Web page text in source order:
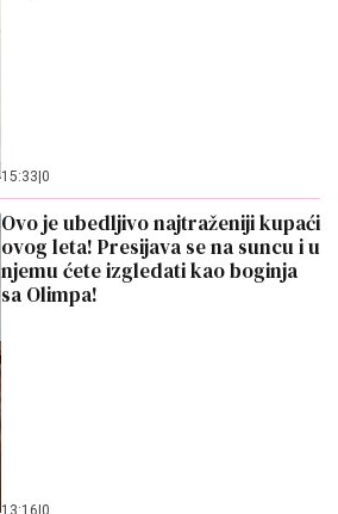
15:33|0
Ovo je ubedljivo najtraženiji kupaći
ovog leta! Presijava se na suncu i u
njemu ćete izgledati kao boginja
sa Olimpa!
13:16|0